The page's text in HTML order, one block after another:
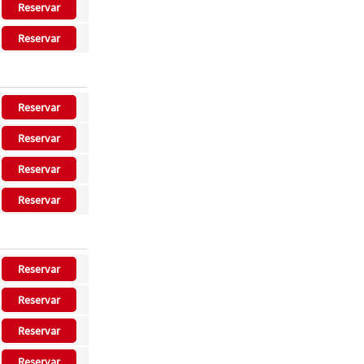
Reservar
Reservar
Reservar
Reservar
Reservar
Reservar
Reservar
Reservar
Reservar